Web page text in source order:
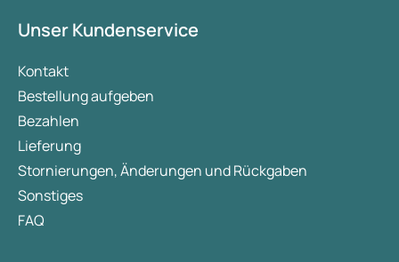
Unser Kundenservice
Kontakt
Bestellung aufgeben
Bezahlen
Lieferung
Stornierungen, Änderungen und Rückgaben
Sonstiges
FAQ